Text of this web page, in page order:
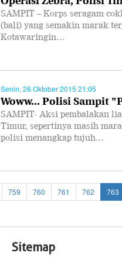
SAMPIT – Korps seragam
(bali) yang semakin marak
Kotawaringin…
Senin, 26 Oktober 2015 21:05
Woww... Polisi Sampit
SAMPIT- Aksi pembalakan
Timur, sepertinya masih
polisi menangkap tujuh…
759 760 761 762 763
Sitemap